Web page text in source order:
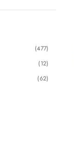
(477)
(12)
(62)